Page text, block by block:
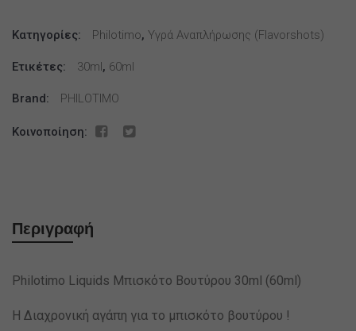
(60ml)
Κατηγορίες: Philotimo, Υγρά Αναπλήρωσης (flavorshots)
Ετικέτες: 30ml, 60ml
Brand: PHILOTIMO
Κοινοποίηση:
Περιγραφή
Philotimo Liquids Μπισκότο Βουτύρου 30ml (60ml)
H Διαχρονική αγάπη για το μπισκότο βουτύρου !